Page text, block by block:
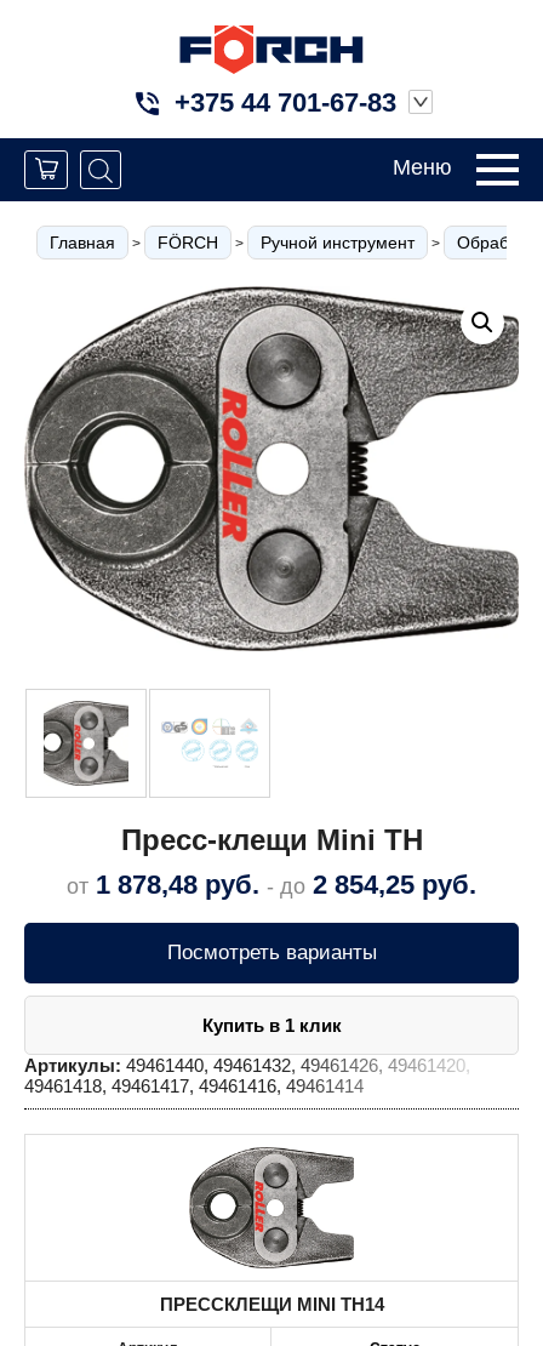
+375 44 701-67-83
Меню
Главная > FÖRCH > Ручной инструмент >
Пресс-клещи Mini TH
от 1 878,48 руб. - до 2 854,25 руб.
Посмотреть варианты
Купить в 1 клик
Артикулы: 49461440, 49461432, 49461426, 49461420,
49461418, 49461417, 49461416, 49461414
ПРЕССКЛЕЩИ MINI TH14